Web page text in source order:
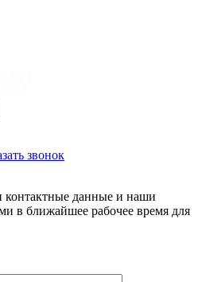
звонок
контактные данные и наши
в ближайшее рабочее время для